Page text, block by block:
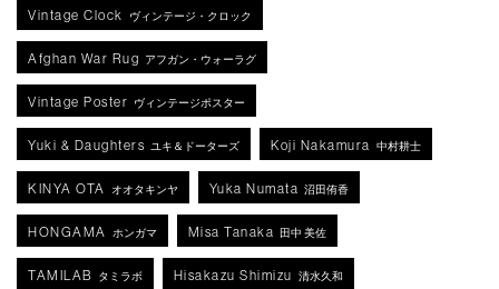
Vintage Clock ヴィンテージ・クロック
Afghan War Rug アフガン・ウォーラグ
Vintage Poster ヴィンテージポスター
Yuki & Daughters ユキ＆ドーターズ Koji Nakamura 中村耕士
KINYA OTA オオタキンヤ Yuka Numata 沼田侑香
HONGAMA ホンガマ Misa Tanaka 田中 美佐
TAMILAB タミラボ Hisakazu Shimizu 清水久和